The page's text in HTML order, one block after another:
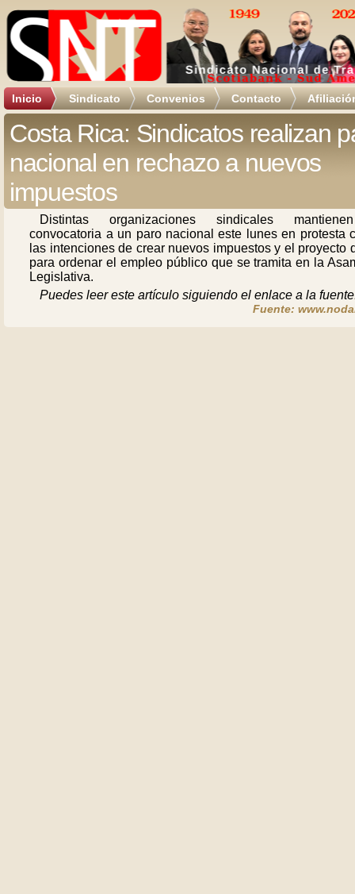
Inicio Sindicato Convenios Contacto
Costa Rica: Sindicatos realizan
nacional en rechazo a nuevos
impuestos
Distintas organizaciones sindicales
convocatoria a un paro nacional este lunes en protesta
las intenciones de crear nuevos impuestos y el proyecto
para ordenar el empleo público que se tramita en la
Legislativa.
Puedes leer este artículo siguiendo el enlace a la
Fuente: